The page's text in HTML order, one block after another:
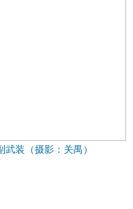
武装（摄影：关禺）